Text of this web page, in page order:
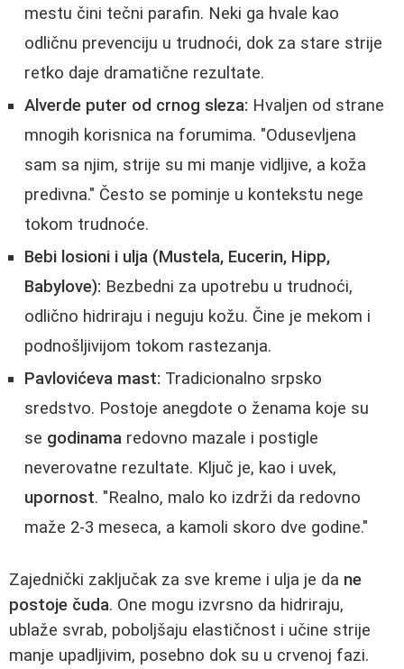
mestu čini tečni parafin. Neki ga hvale kao
odličnu prevenciju u trudnoći, dok za stare strije
retko daje dramatične rezultate.
Alverde puter od crnog sleza: Hvaljen od strane
mnogih korisnica na forumima. "Odusevljena
sam sa njim, strije su mi manje vidljive, a koža
predivna." Često se pominje u kontekstu nege
tokom trudnoće.
Bebi losioni i ulja (Mustela, Eucerin, Hipp,
Babylove): Bezbedni za upotrebu u trudnoći,
odlično hidriraju i neguju kožu. Čine je mekom i
podnošljivijom tokom rastezanja.
Pavlovićeva mast: Tradicionalno srpsko
sredstvo. Postoje anegdote o ženama koje su
se godinama redovno mazale i postigle
neverovatne rezultate. Ključ je, kao i uvek,
upornost. "Realno, malo ko izdrži da redovno
maže 2-3 meseca, a kamoli skoro dve godine."
Zajednički zaključak za sve kreme i ulja je da ne
postoje čuda. One mogu izvrsno da hidriraju,
ublaže svrab, poboljšaju elastičnost i učine strije
manje upadljivim, posebno dok su u crvenoj fazi.